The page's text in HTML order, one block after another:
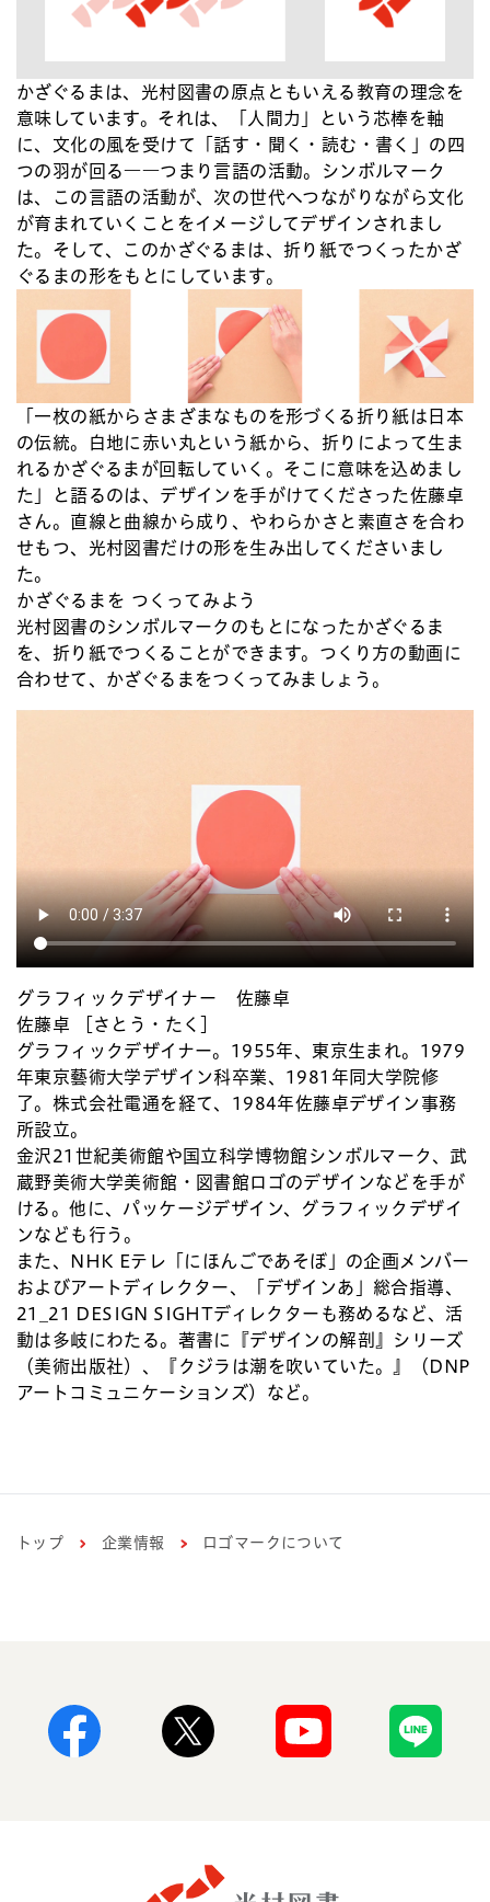
かざぐるまは、光村図書の原点ともいえる教育の理念を
意味しています。それは、「人間力」という芯棒を軸
に、文化の風を受けて「話す・聞く・読む・書く」の四
つの羽が回る――つまり言語の活動。シンボルマーク
は、この言語の活動が、次の世代へつながりながら文化
が育まれていくことをイメージしてデザインされまし
た。そして、このかざぐるまは、折り紙でつくったかざ
ぐるまの形をもとにしています。
「一枚の紙からさまざまなものを形づくる折り紙は日本
の伝統。白地に赤い丸という紙から、折りによって生ま
れるかざぐるまが回転していく。そこに意味を込めまし
た」と語るのは、デザインを手がけてくださった佐藤卓
さん。直線と曲線から成り、やわらかさと素直さを合わ
せもつ、光村図書だけの形を生み出してくださいまし
た。
かざぐるまを つくってみよう
光村図書のシンボルマークのもとになったかざぐるま
を、折り紙でつくることができます。つくり方の動画に
合わせて、かざぐるまをつくってみましょう。
グラフィックデザイナー 佐藤卓
佐藤卓 ［さとう・たく］
グラフィックデザイナー。1955年、東京生まれ。1979
年東京藝術大学デザイン科卒業、1981年同大学院修
了。株式会社電通を経て、1984年佐藤卓デザイン事務
所設立。
金沢21世紀美術館や国立科学博物館シンボルマーク、武
蔵野美術大学美術館・図書館ロゴのデザインなどを手が
ける。他に、パッケージデザイン、グラフィックデザイ
ンなども行う。
また、NHK Eテレ「にほんごであそぼ」の企画メンバー
およびアートディレクター、「デザインあ」総合指導、
21_21 DESIGN SIGHTディレクターも務めるなど、活
動は多岐にわたる。著書に『デザインの解剖』シリーズ
（美術出版社）、『クジラは潮を吹いていた。』（DNP
アートコミュニケーションズ）など。
トップ 企業情報 ロゴマークについて